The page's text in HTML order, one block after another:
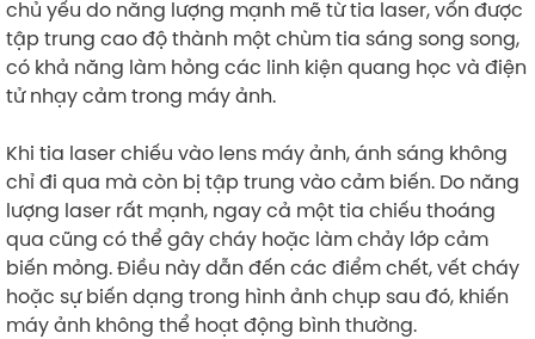
chủ yếu do năng lượng mạnh mẽ từ tia laser, vốn được
tập trung cao độ thành một chùm tia sáng song song,
có khả năng làm hỏng các linh kiện quang học và điện
tử nhạy cảm trong máy ảnh.
Khi tia laser chiếu vào lens máy ảnh, ánh sáng không
chỉ đi qua mà còn bị tập trung vào cảm biến. Do năng
lượng laser rất mạnh, ngay cả một tia chiếu thoáng
qua cũng có thể gây cháy hoặc làm chảy lớp cảm
biến mỏng. Điều này dẫn đến các điểm chết, vết cháy
hoặc sự biến dạng trong hình ảnh chụp sau đó, khiến
máy ảnh không thể hoạt động bình thường.